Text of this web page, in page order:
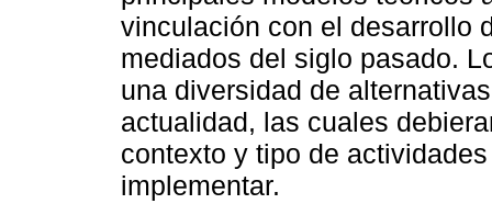
vinculación con el desarrollo
mediados del siglo pasado.
una diversidad de
actualidad, las cuales
contexto y tipo de
implementar.